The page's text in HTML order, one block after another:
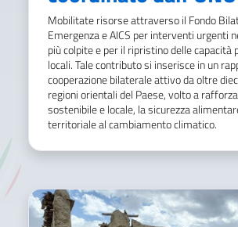
Mobilitate risorse attraverso il Fondo
Emergenza e AICS per interventi urgenti
più colpite e per il ripristino delle capacità
locali. Tale contributo si inserisce in un
cooperazione bilaterale attivo da oltre
regioni orientali del Paese, volto a
sostenibile e locale, la sicurezza
territoriale al cambiamento climatico.